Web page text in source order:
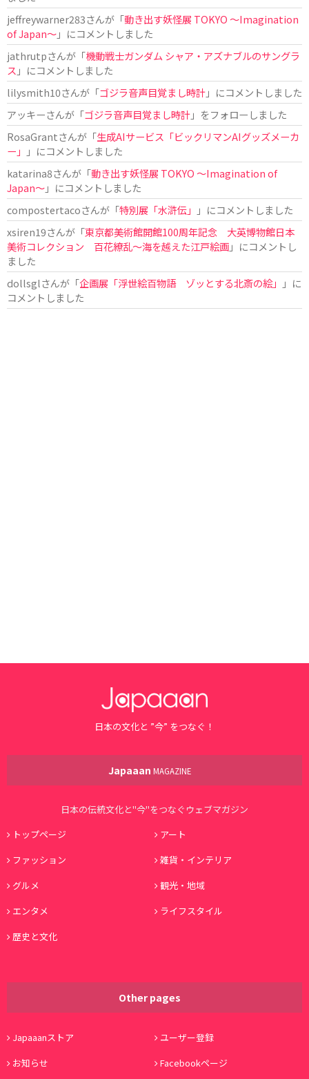
jeffreywarner283さんが「動き出す妖怪展 TOKYO 〜Imagination
of Japan〜」にコメントしました
jathrutpさんが「機動戦士ガンダム シャア・アズナブルのサングラ
ス 」にコメントしました
lilysmith10さんが「ゴジラ音声目覚まし時計」にコメントしました
アッキーさんが「ゴジラ音声目覚まし時計」をフォローしました
RosaGrantさんが「生成AIサービス「ビックリマンAIグッズメーカ
ー」
」にコメントしました
katarina8さんが「動き出す妖怪展 TOKYO 〜Imagination of
Japan〜」にコメントしました
compostertacoさんが「特別展「水滸伝」
」にコメントしました
xsiren19さんが「東京都美術館開館100周年記念 大英博物館日本
美術コレクション 百花繚乱～海を越えた江戸絵画」にコメントし
ました
dollsglさんが「企画展「浮世絵百物語 ゾッとする北斎の絵」
」に
コメントしました
日本の文化と ”今” をつなぐ！
Japaaan MAGAZINE
日本の伝統文化と"今"をつなぐウェブマガジン
トップページ
アート
ファッション
雑貨・インテリア
グルメ
観光・地域
エンタメ
ライフスタイル
歴史と文化
Other pages
Japaaanストア
ユーザー登録
お知らせ
Facebookページ